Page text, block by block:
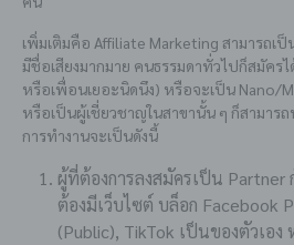
เพิ่มเติมคือ Affiliate Marketing สามารถเป็
มีชื่อเสียงมากมาย คนธรรมดาทั่วไปก็สมัค
หรือเพื่อนเยอะนิดนึง) หรือจะเป็น Nano/
หรือเป็นผู้เชี่ยวชาญในสาขานั้น ๆ ก็สามาร
การทำงานจะเป็นดังนี้
ผู้ที่ต้องการลงสมัครเป็น
ต้องมีเว็บไซต์ บล็อก Facebook
(Public), TikTok เป็นของตัวเอง